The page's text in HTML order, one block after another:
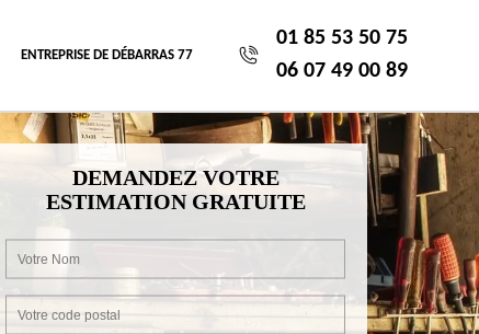
ENTREPRISE DE DÉBARRAS 77
01 85 53 50 75
06 07 49 00 89
DEMANDEZ VOTRE
ESTIMATION GRATUITE